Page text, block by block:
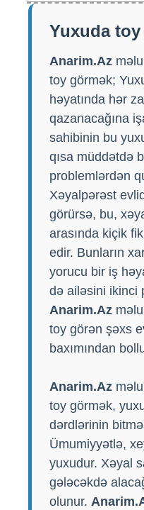
Yuxuda
Anarim.Az
toy görmək;
həyatında hər
qazanacağına
sahibinin bu
qısa müddətdə
problemlərdən
Xəyalpərəst
görürsə, bu,
arasında kiçik
edir. Bunların
yorucu bir iş
də ailəsini ikinci
Anarim.Az
toy görən şəxs
baxımından
Anarim.Az
toy görmək,
dərdlərinin
Ümumiyyətlə,
yuxudur. Xəyal
gələcəkdə
olunur.